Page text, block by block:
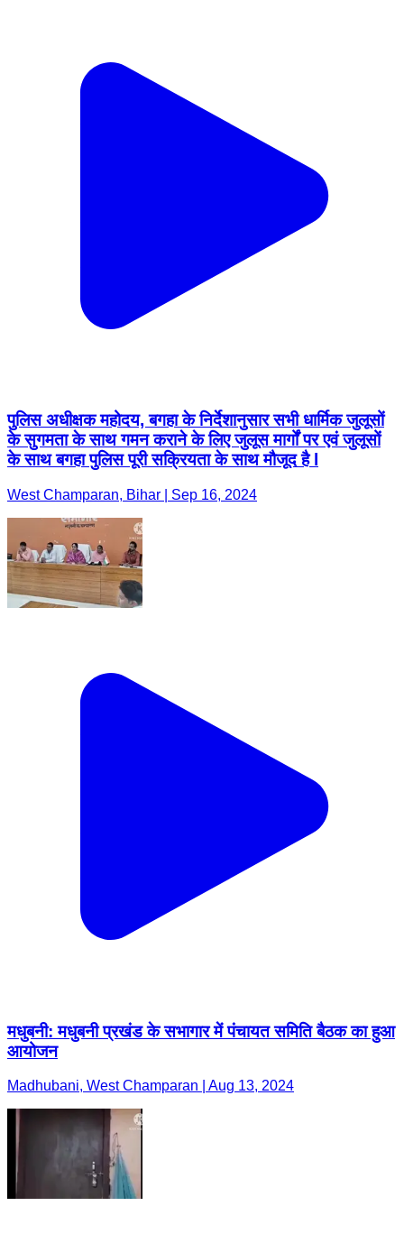
पुलिस अधीक्षक महोदय, बगहा के निर्देशानुसार सभी धार्मिक जुलूसों
के सुगमता के साथ गमन कराने के लिए जुलूस मार्गों पर एवं जुलूसों
के साथ बगहा पुलिस पूरी सक्रियता के साथ मौजूद है l
West Champaran, Bihar | Sep 16, 2024
मधुबनी: मधुबनी प्रखंड के सभागार में पंचायत समिति बैठक का हुआ
आयोजन
Madhubani, West Champaran | Aug 13, 2024